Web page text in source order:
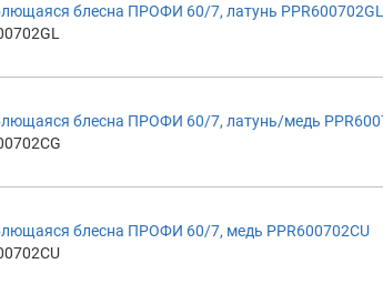
блесна ПРОФИ 60/7, латунь PPR600702GL
блесна ПРОФИ 60/7, латунь/медь
блесна ПРОФИ 60/7, медь PPR600702CU